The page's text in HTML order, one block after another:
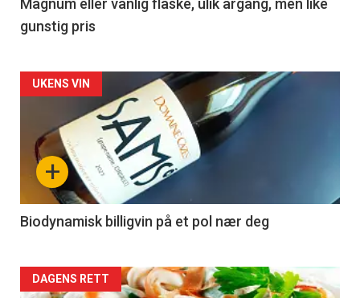
Magnum eller vanlig flaske, ulik årgang, men like
gunstig pris
Forsiden
akkurat
nå
4
+
UKENS VIN
Biodynamisk billigvin på et pol nær deg
Forsiden
DAGENS RETT